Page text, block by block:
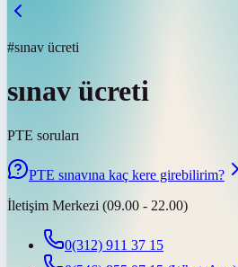
#sınav ücreti
sınav ücreti
PTE soruları
PTE sınavına kaç kere girebilirim?
İletişim Merkezi (09.00 - 22.00)
0(312) 911 37 15